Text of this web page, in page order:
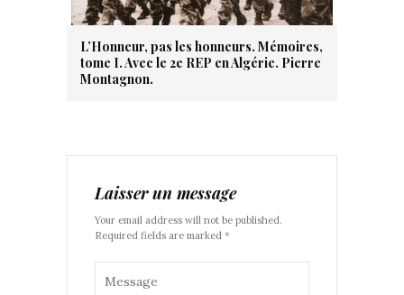
L’Honneur, pas les honneurs. Mémoires,
tome I. Avec le 2e REP en Algérie. Pierre
Montagnon.
Laisser un message
Your email address will not be published.
Required fields are marked *